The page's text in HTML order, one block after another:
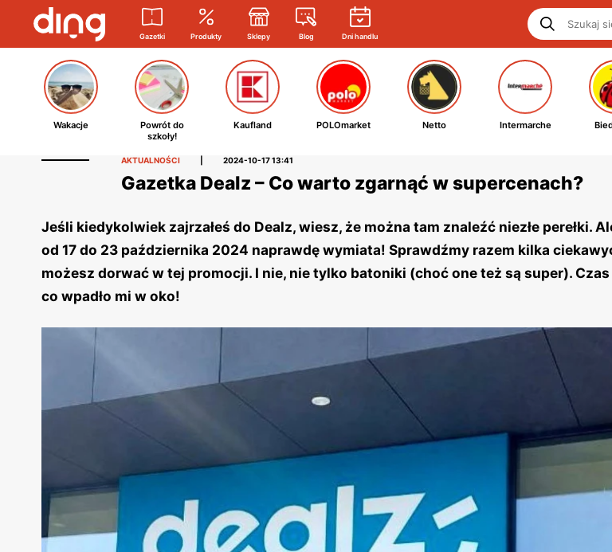
Gazetki Produkty Sklepy Blog Dni handlu
Wakacje
Powrót do
szkoły!
Kaufland POLOmarket Netto Intermarche
AKTUALNOŚCI 2024-10-17 13:41
Gazetka Dealz – Co warto zgarnąć w supercenach?
Jeśli kiedykolwiek zajrzałeś do Dealz, wiesz, że można tam znaleźć niezłe perełki.
od 17 do 23 października 2024 naprawdę wymiata! Sprawdźmy razem kilka
możesz dorwać w tej promocji. I nie, nie tylko batoniki (choć one też są super).
co wpadło mi w oko!